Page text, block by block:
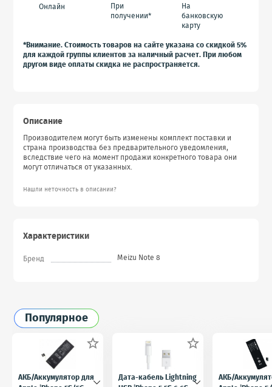
Онлайн
При
получении*
На
банковскую
карту
*Внимание. Стоимость товаров на сайте указана со скидкой 5%
для каждой группы клиентов за наличный расчет. При любом
другом виде оплаты скидка не распространяется.
Описание
Производителем могут быть изменены комплект поставки и
страна производства без предварительного уведомления,
вследствие чего на момент продажи конкретного товара они
могут отличаться от указанных.
Нашли неточность в описании?
Характеристики
Бренд Meizu Note 8
Популярное

АКБ/Аккумулятор для

Дата-кабель Lightning
АКБ/